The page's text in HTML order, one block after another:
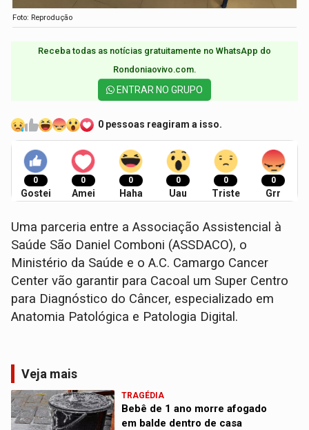
Foto: Reprodução
Receba todas as notícias gratuitamente no WhatsApp do
Rondoniaovivo.com.​
ENTRAR NO GRUPO
0 pessoas reagiram a isso.
0
Gostei
0
Amei
0
Haha
0
Uau
0
Triste
0
Grr
Uma parceria entre a Associação Assistencial à
Saúde São Daniel Comboni (ASSDACO), o
Ministério da Saúde e o A.C. Camargo Cancer
Center vão garantir para Cacoal um Super Centro
para Diagnóstico do Câncer, especializado em
Anatomia Patológica e Patologia Digital.
Veja mais
TRAGÉDIA
Bebê de 1 ano morre afogado
em balde dentro de casa